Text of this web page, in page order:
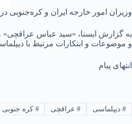
وزیران امور خارجه ایران و کره‌جنوبی
به گزارش ایسنا، «سید عباس عراقچی»
و موضوعات و ابتکارات مرتبط با
انتهای پیام
#دیپلماسی #عراقچی # کره جنوبی